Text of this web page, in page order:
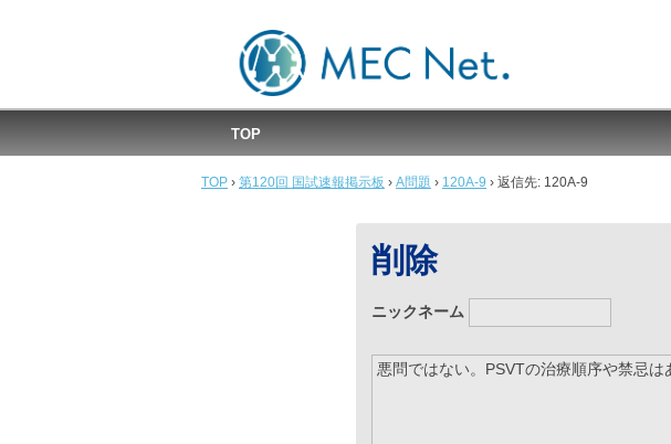
MEC国試速報掲示板
TOP
TOP › 第120回 国試速報掲示板 › A問題 › 120A-9 › 返信先: 120A-9
削除
ニックネーム